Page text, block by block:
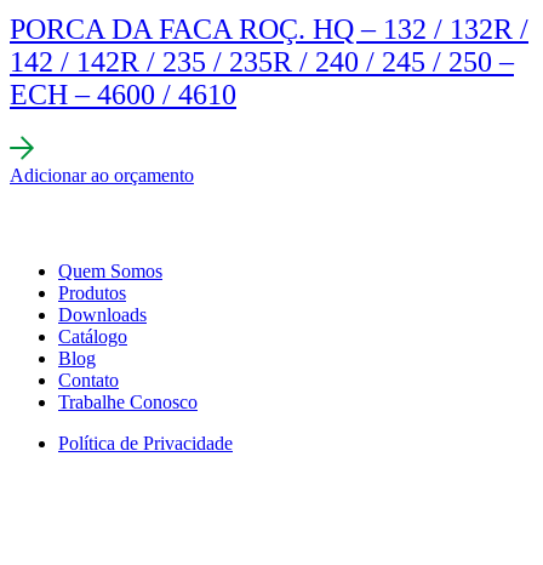
PORCA DA FACA ROÇ. HQ – 132 / 132R /
142 / 142R / 235 / 235R / 240 / 245 / 250 –
ECH – 4600 / 4610
Adicionar ao orçamento
Quem Somos
Produtos
Downloads
Catálogo
Blog
Contato
Trabalhe Conosco
Política de Privacidade